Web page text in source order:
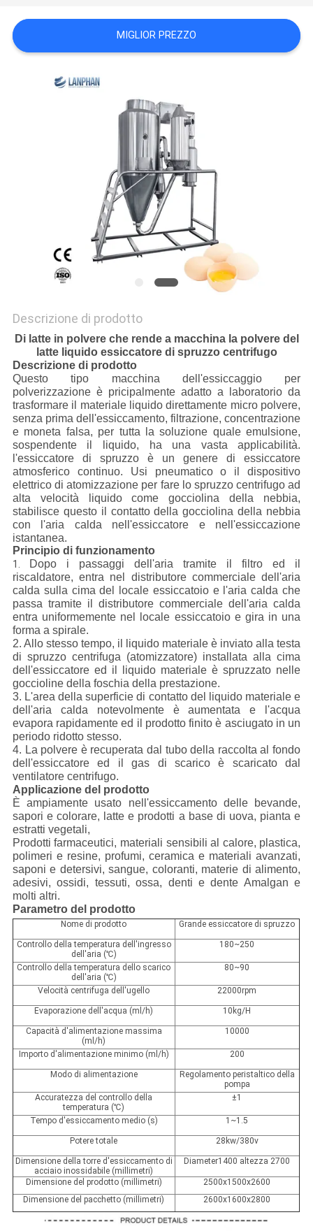
POLITICA
PRIVACY
MIGLIOR PREZZO
Descrizione di prodotto
Di latte in polvere che rende a macchina la polvere del
latte liquido essiccatore di spruzzo centrifugo
Descrizione di prodotto
Questo tipo macchina dell'essiccaggio per
polverizzazione è pricipalmente adatto a laboratorio da
trasformare il materiale liquido direttamente micro polvere,
senza prima dell'essiccamento, filtrazione, concentrazione
e moneta falsa, per tutta la soluzione quale emulsione,
sospendente il liquido, ha una vasta applicabilità.
l'essiccatore di spruzzo è un genere di essiccatore
atmosferico continuo. Usi pneumatico o il dispositivo
elettrico di atomizzazione per fare lo spruzzo centrifugo ad
alta velocità liquido come gocciolina della nebbia,
stabilisce questo il contatto della gocciolina della nebbia
con l'aria calda nell'essiccatore e nell'essiccazione
istantanea.
Principio di funzionamento
1.
Dopo i passaggi dell'aria tramite il filtro ed il
riscaldatore, entra nel distributore commerciale dell'aria
calda sulla cima del locale essiccatoio e l'aria calda che
passa tramite il distributore commerciale dell'aria calda
entra uniformemente nel locale essiccatoio e gira in una
forma a spirale.
2. Allo stesso tempo, il liquido materiale è inviato alla testa
di spruzzo centrifuga (atomizzatore) installata alla cima
dell'essiccatore ed il liquido materiale è spruzzato nelle
goccioline della foschia della prestazione.
3. L'area della superficie di contatto del liquido materiale e
dell'aria calda notevolmente è aumentata e l'acqua
evapora rapidamente ed il prodotto finito è asciugato in un
periodo ridotto stesso.
4. La polvere è recuperata dal tubo della raccolta al fondo
dell'essiccatore ed il gas di scarico è scaricato dal
ventilatore centrifugo.
Applicazione del prodotto
È ampiamente usato nell'essiccamento delle bevande,
sapori e colorare, latte e prodotti a base di uova, pianta e
estratti vegetali,
Prodotti farmaceutici, materiali sensibili al calore, plastica,
polimeri e resine, profumi, ceramica e materiali avanzati,
saponi e detersivi, sangue, coloranti, materie di alimento,
adesivi, ossidi, tessuti, ossa, denti e dente Amalgan e
molti altri.
Parametro del prodotto
Nome di prodotto Grande essiccatore di spruzzo
Controllo della temperatura dell'ingresso
dell'aria (℃)
180~250
Controllo della temperatura dello scarico
dell'aria (℃)
80~90
Velocità centrifuga dell'ugello 22000rpm
Evaporazione dell'acqua (ml/h) 10kg/H
Capacità d'alimentazione massima
(ml/h)
10000
Importo d'alimentazione minimo (ml/h) 200
Modo di alimentazione
Regolamento peristaltico della
pompa
Accuratezza del controllo della
temperatura (℃)
±1
Tempo d'essiccamento medio (s) 1~1.5
Potere totale 28kw/380v
Dimensione della torre d'essiccamento di
acciaio inossidabile (millimetri)
Diameter1400 altezza 2700
Dimensione del prodotto (millimetri)
2500x1500x2600
Dimensione del pacchetto (millimetri)
2600x1600x2800